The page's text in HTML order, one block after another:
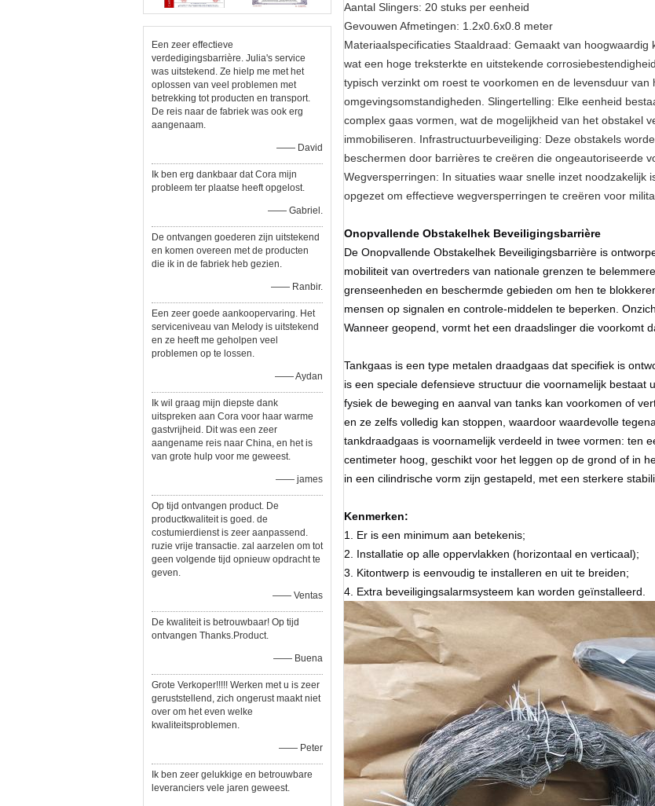
Een zeer effectieve
verdedigingsbarrière. Julia's service
was uitstekend. Ze hielp me met het
oplossen van veel problemen met
betrekking tot producten en transport.
De reis naar de fabriek was ook erg
aangenaam.
—— David
Ik ben erg dankbaar dat Cora mijn
probleem ter plaatse heeft opgelost.
—— Gabriel.
De ontvangen goederen zijn uitstekend
en komen overeen met de producten
die ik in de fabriek heb gezien.
—— Ranbir.
Een zeer goede aankoopervaring. Het
serviceniveau van Melody is uitstekend
en ze heeft me geholpen veel
problemen op te lossen.
—— Aydan
Ik wil graag mijn diepste dank
uitspreken aan Cora voor haar warme
gastvrijheid. Dit was een zeer
aangename reis naar China, en het is
van grote hulp voor me geweest.
—— james
Op tijd ontvangen product. De
productkwaliteit is goed. de
costumierdienst is zeer aanpassend.
ruzie vrije transactie. zal aarzelen om tot
geen volgende tijd opnieuw opdracht te
geven.
—— Ventas
De kwaliteit is betrouwbaar! Op tijd
ontvangen Thanks.Product.
—— Buena
Grote Verkoper!!!!! Werken met u is zeer
geruststellend, zich ongerust maakt niet
over om het even welke
kwaliteitsproblemen.
—— Peter
Ik ben zeer gelukkige en betrouwbare
leveranciers vele jaren geweest.
Aantal Slingers: 20 stuks per eenheid
Gevouwen Afmetingen: 1.2x0.6x0.8 meter
Materiaalspecificaties Staaldraad: Gemaakt van hoogwaardig
wat een hoge treksterkte en uitstekende
typisch verzinkt om roest te voorkomen en de levensduur
omgevingsomstandigheden. Slingertelling: Elke eenheid
complex gaas vormen, wat de mogelijkheid van het obstakel
immobiliseren. Infrastructuurbeveiliging: Deze obstakels
beschermen door barrières te creëren die ongeautoriseerde
Wegversperringen: In situaties waar snelle inzet noodzakelijk
opgezet om effectieve wegversperringen te creëren voor
Onopvallende Obstakelhek Beveiligingsbarrière
De Onopvallende Obstakelhek Beveiligingsbarrière is
mobiliteit van overtreders van nationale grenzen te
grenseenheden en beschermde gebieden om hen te
mensen op signalen en controle-middelen te beperken.
Wanneer geopend, vormt het een draadslinger die voorkomt
Tankgaas is een type metalen draadgaas dat specifiek is
is een speciale defensieve structuur die voornamelijk bestaat
fysiek de beweging en aanval van tanks kan voorkomen of
en ze zelfs volledig kan stoppen, waardoor waardevolle
tankdraadgaas is voornamelijk verdeeld in twee vormen: ten
centimeter hoog, geschikt voor het leggen op de grond of in
in een cilindrische vorm zijn gestapeld, met een sterkere
Kenmerken:
1. Er is een minimum aan betekenis;
2. Installatie op alle oppervlakken (horizontaal en verticaal);
3. Kitontwerp is eenvoudig te installeren en uit te breiden;
4. Extra beveiligingsalarmsysteem kan worden geïnstalleerd.